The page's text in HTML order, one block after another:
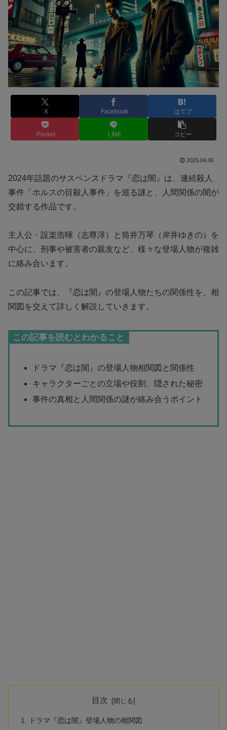
X Facebook はてブ
Pocket LINE コピー
2025.04.06
2024年話題のサスペンスドラマ『恋は闇』は、連続殺人
事件「ホルスの目殺人事件」を巡る謎と、人間関係の闇が
交錯する作品です。
主人公・設楽浩暉（志尊淳）と筒井万琴（岸井ゆきの）を
中心に、刑事や被害者の親友など、様々な登場人物が複雑
に絡み合います。
この記事では、『恋は闇』の登場人物たちの関係性を、相
関図を交えて詳しく解説していきます。
この記事を読むとわかること
ドラマ『恋は闇』の登場人物相関図と関係性
キャラクターごとの立場や役割、隠された秘密
事件の真相と人間関係の謎が絡み合うポイント
目次
ドラマ『恋は闇』登場人物の相関図